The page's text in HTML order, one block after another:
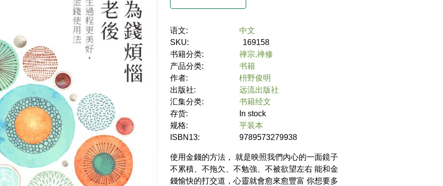
语文:
中文
SKU:
169158
书籍分类:
禅宗,禅修
产品分类:
书籍
作者:
枡野俊明
出版社:
远流出版社
汇集分类:
书籍经文
存货:
In stock
规格:
平装本
ISBN13:
9789573279938
使用金錢的方法， 就是映照我們內心的一面鏡子
不累積、不拖欠、不勉強、不被欲望左右 能和金
錢愉快的打交道，心靈就會愈來愈豐富 你想要多